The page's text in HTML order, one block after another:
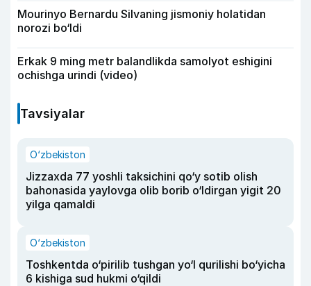
Mourinyo Bernardu Silvaning jismoniy holatidan
norozi bo‘ldi
Erkak 9 ming metr balandlikda samolyot eshigini
ochishga urindi (video)
Tavsiyalar
O‘zbekiston
Jizzaxda 77 yoshli taksichini qo‘y sotib olish
bahonasida yaylovga olib borib o‘ldirgan yigit 20
yilga qamaldi
O‘zbekiston
Toshkentda o‘pirilib tushgan yo‘l qurilishi bo‘yicha
6 kishiga sud hukmi o‘qildi